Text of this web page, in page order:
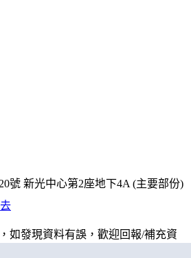
號 新光中心第2座地下4A (主要部份)
如發現資料有誤，歡迎回報/補充資